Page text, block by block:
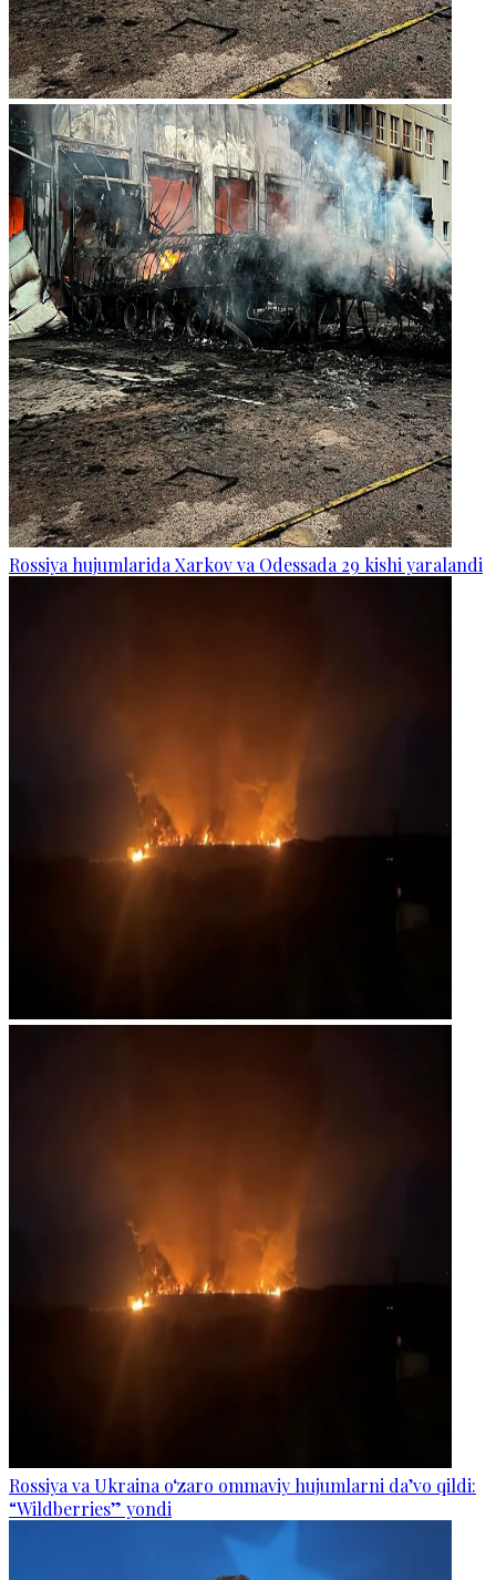
Rossiya hujumlarida Xarkov va Odessada 29 kishi yaralandi
Rossiya va Ukraina o‘zaro ommaviy hujumlarni da’vo qildi:
“Wildberries” yondi